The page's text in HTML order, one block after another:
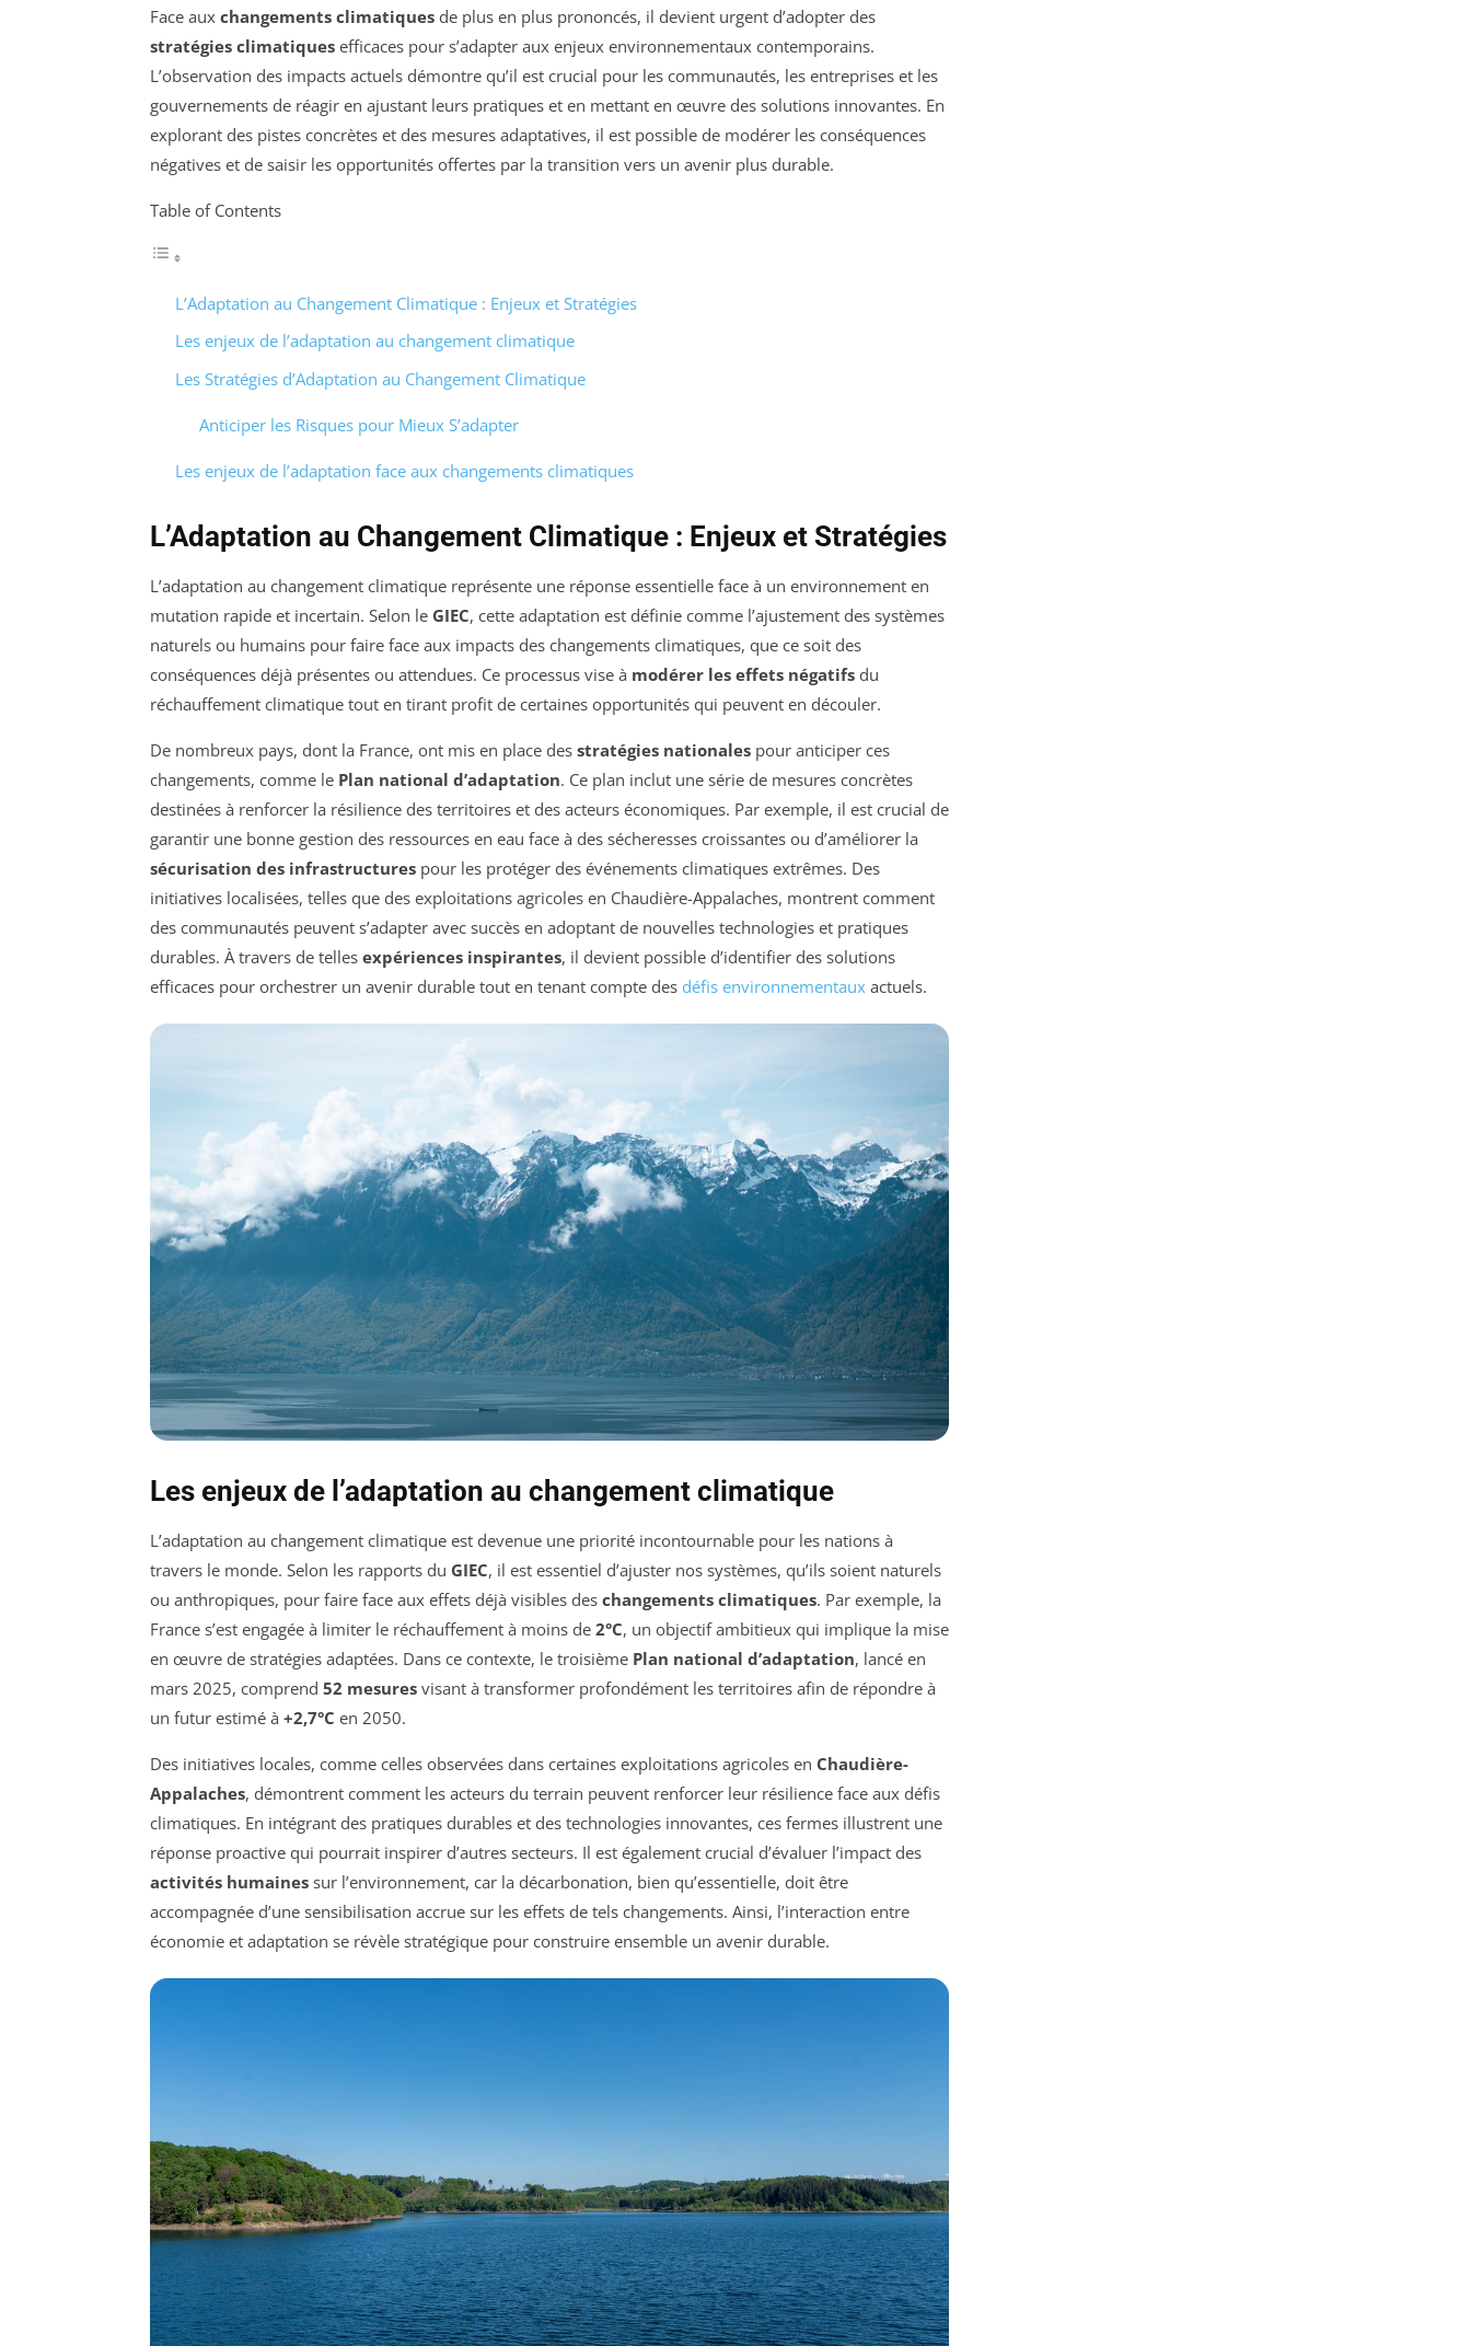
Face aux changements climatiques de plus en plus prononcés, il devient urgent d’adopter des
stratégies climatiques efficaces pour s’adapter aux enjeux environnementaux contemporains.
L’observation des impacts actuels démontre qu’il est crucial pour les communautés, les entreprises et les
gouvernements de réagir en ajustant leurs pratiques et en mettant en œuvre des solutions innovantes. En
explorant des pistes concrètes et des mesures adaptatives, il est possible de modérer les conséquences
négatives et de saisir les opportunités offertes par la transition vers un avenir plus durable.
Table of Contents
L’Adaptation au Changement Climatique : Enjeux et Stratégies
Les enjeux de l’adaptation au changement climatique
Les Stratégies d’Adaptation au Changement Climatique
Anticiper les Risques pour Mieux S’adapter
Les enjeux de l’adaptation face aux changements climatiques
L’Adaptation au Changement Climatique : Enjeux et Stratégies
L’adaptation au changement climatique représente une réponse essentielle face à un environnement en
mutation rapide et incertain. Selon le GIEC, cette adaptation est définie comme l’ajustement des systèmes
naturels ou humains pour faire face aux impacts des changements climatiques, que ce soit des
conséquences déjà présentes ou attendues. Ce processus vise à modérer les effets négatifs du
réchauffement climatique tout en tirant profit de certaines opportunités qui peuvent en découler.
De nombreux pays, dont la France, ont mis en place des stratégies nationales pour anticiper ces
changements, comme le Plan national d’adaptation. Ce plan inclut une série de mesures concrètes
destinées à renforcer la résilience des territoires et des acteurs économiques. Par exemple, il est crucial de
garantir une bonne gestion des ressources en eau face à des sécheresses croissantes ou d’améliorer la
sécurisation des infrastructures pour les protéger des événements climatiques extrêmes. Des
initiatives localisées, telles que des exploitations agricoles en Chaudière-Appalaches, montrent comment
des communautés peuvent s’adapter avec succès en adoptant de nouvelles technologies et pratiques
durables. À travers de telles expériences inspirantes, il devient possible d’identifier des solutions
efficaces pour orchestrer un avenir durable tout en tenant compte des défis environnementaux actuels.
Les enjeux de l’adaptation au changement climatique
L’adaptation au changement climatique est devenue une priorité incontournable pour les nations à
travers le monde. Selon les rapports du GIEC, il est essentiel d’ajuster nos systèmes, qu’ils soient naturels
ou anthropiques, pour faire face aux effets déjà visibles des changements climatiques. Par exemple, la
France s’est engagée à limiter le réchauffement à moins de 2°C, un objectif ambitieux qui implique la mise
en œuvre de stratégies adaptées. Dans ce contexte, le troisième Plan national d’adaptation, lancé en
mars 2025, comprend 52 mesures visant à transformer profondément les territoires afin de répondre à
un futur estimé à +2,7°C en 2050.
Des initiatives locales, comme celles observées dans certaines exploitations agricoles en Chaudière-
Appalaches, démontrent comment les acteurs du terrain peuvent renforcer leur résilience face aux défis
climatiques. En intégrant des pratiques durables et des technologies innovantes, ces fermes illustrent une
réponse proactive qui pourrait inspirer d’autres secteurs. Il est également crucial d’évaluer l’impact des
activités humaines sur l’environnement, car la décarbonation, bien qu’essentielle, doit être
accompagnée d’une sensibilisation accrue sur les effets de tels changements. Ainsi, l’interaction entre
économie et adaptation se révèle stratégique pour construire ensemble un avenir durable.